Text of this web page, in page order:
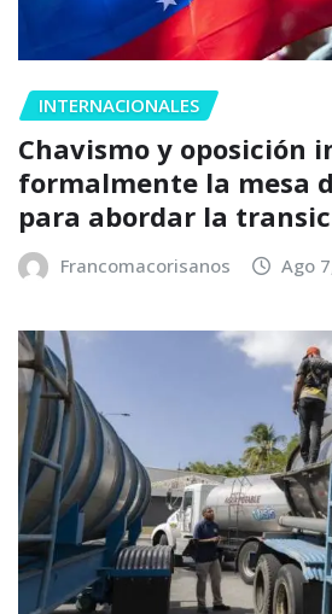
INTERNACIONALES
Chavismo y oposición
formalmente la mesa
para abordar la
Francomacorisanos Ago